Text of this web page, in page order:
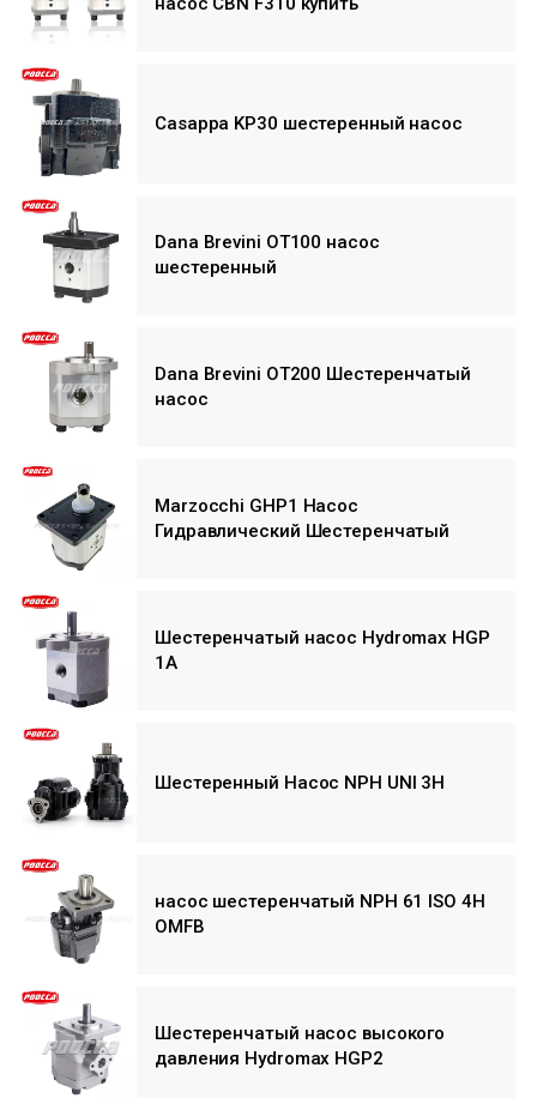
Casappa KP30 шестеренный насос
Dana Brevini OT100 насос
шестеренный
Dana Brevini OT200 Шестеренчатый
насос
Marzocchi GHP1 Насос
Гидравлический Шестеренчатый
Шестеренчатый насос Hydromax HGP
1A
Шестеренный Насос NPH UNI 3H
насос шестеренчатый NPH 61 ISO 4H
OMFB
Шестеренчатый насос высокого
давления Hydromax HGP2